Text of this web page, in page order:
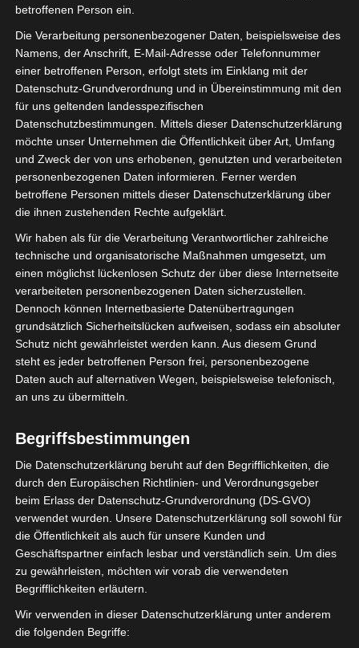
DIe isdv ist zu Gast auf dem Panel des
Bundesverbandes der Fernsehkameraleute
Uhr Halle 11.0 Stand E 05.
Das Thema: Soziale Absicherung für
Selbstständige
Es sprechen dazu:
Dr. Andreas Lutz, Verband der Gründer und
Selbstständigen Deutschland (VGSD) e.V.
Marcus Pohl, Interessengemeinschaft der
betroffenen Person ein.
Die Verarbeitung personenbezogener Daten, beispielsweise des
Namens, der Anschrift, E-Mail-Adresse oder Telefonnummer
einer betroffenen Person, erfolgt stets im Einklang mit der
Datenschutz-Grundverordnung und in Übereinstimmung mit den
für uns geltenden landesspezifischen
Datenschutzbestimmungen. Mittels dieser Datenschutzerklärung
möchte unser Unternehmen die Öffentlichkeit über Art, Umfang
und Zweck der von uns erhobenen, genutzten und verarbeiteten
personenbezogenen Daten informieren. Ferner werden
betroffene Personen mittels dieser Datenschutzerklärung über
die ihnen zustehenden Rechte aufgeklärt.
Wir haben als für die Verarbeitung Verantwortlicher zahlreiche
technische und organisatorische Maßnahmen umgesetzt, um
einen möglichst lückenlosen Schutz der über diese Internetseite
verarbeiteten personenbezogenen Daten sicherzustellen.
Dennoch können Internetbasierte Datenübertragungen
grundsätzlich Sicherheitslücken aufweisen, sodass ein absoluter
Schutz nicht gewährleistet werden kann. Aus diesem Grund
steht es jeder betroffenen Person frei, personenbezogene
Daten auch auf alternativen Wegen, beispielsweise telefonisch,
an uns zu übermitteln.
Begriffsbestimmungen
Die Datenschutzerklärung beruht auf den Begrifflichkeiten, die
durch den Europäischen Richtlinien- und Verordnungsgeber
beim Erlass der Datenschutz-Grundverordnung (DS-GVO)
verwendet wurden. Unsere Datenschutzerklärung soll sowohl für
die Öffentlichkeit als auch für unsere Kunden und
Geschäftspartner einfach lesbar und verständlich sein. Um dies
zu gewährleisten, möchten wir vorab die verwendeten
Begrifflichkeiten erläutern.
Wir verwenden in dieser Datenschutzerklärung unter anderem
die folgenden Begriffe: